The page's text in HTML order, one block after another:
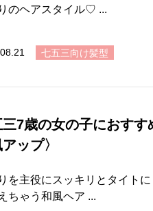
のヘアスタイル♡ ...
七五三向け髪型
7歳の女の子におすす
ップ〉
を主役にスッキリとタイト
ちゃう和風ヘア ...